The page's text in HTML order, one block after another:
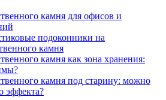
камня для офисов и
подоконники на
камня
камня как зона хранения:
камня под старину: можно
эффекта?